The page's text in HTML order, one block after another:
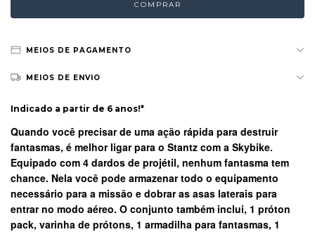
MEIOS DE PAGAMENTO
MEIOS DE ENVIO
Indicado a partir de 6 anos!*
Quando você precisar de uma ação rápida para destruir
fantasmas, é melhor ligar para o Stantz com a Skybike.
Equipado com 4 dardos de projétil, nenhum fantasma tem
chance. Nela você pode armazenar todo o equipamento
necessário para a missão e dobrar as asas laterais para
entrar no modo aéreo. O conjunto também inclui, 1 próton
pack, varinha de prótons, 1 armadilha para fantasmas, 1